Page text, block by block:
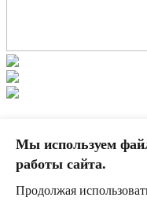
Мы используем
работы сайта.
Продолжая